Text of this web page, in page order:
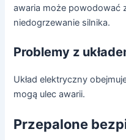
awaria może powodować
niedogrzewanie silnika.
Problemy z
Układ elektryczny
mogą ulec awarii.
Przepalone